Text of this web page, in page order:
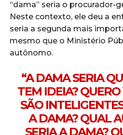
“dama” seria o procurador-
Neste contexto, ele deu a
seria a segunda mais
mesmo que o Ministério
autônomo.
“A DAMA SERIA
TEM IDEIA? QUERO
SÃO
A DAMA? QUAL
SERIA A DAMA?